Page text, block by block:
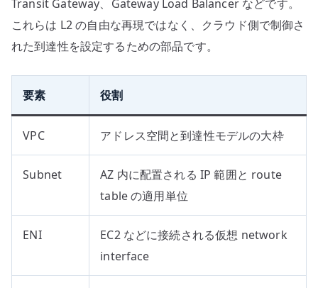
Transit Gateway、Gateway Load Balancer などです。
これらは L2 の自由な再現ではなく、クラウド側で制御さ
れた到達性を設定するための部品です。
要素 役割
VPC アドレス空間と到達性モデルの大枠
Subnet
AZ 内に配置される IP 範囲と route
table の適用単位
ENI
EC2 などに接続される仮想 network
interface